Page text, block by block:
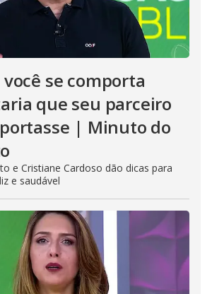
se comporta
que seu parceiro
| Minuto do
e Cristiane Cardoso dão dicas para
e saudável